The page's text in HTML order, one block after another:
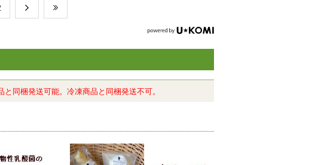
同梱発送可能。冷凍商品と同梱発送不可。